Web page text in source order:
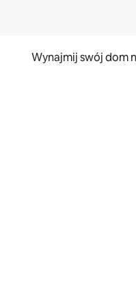
Wynajmij swój dom
dotykowych lub